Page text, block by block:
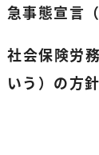
急事態宣言
社会保険労
いう）の方針